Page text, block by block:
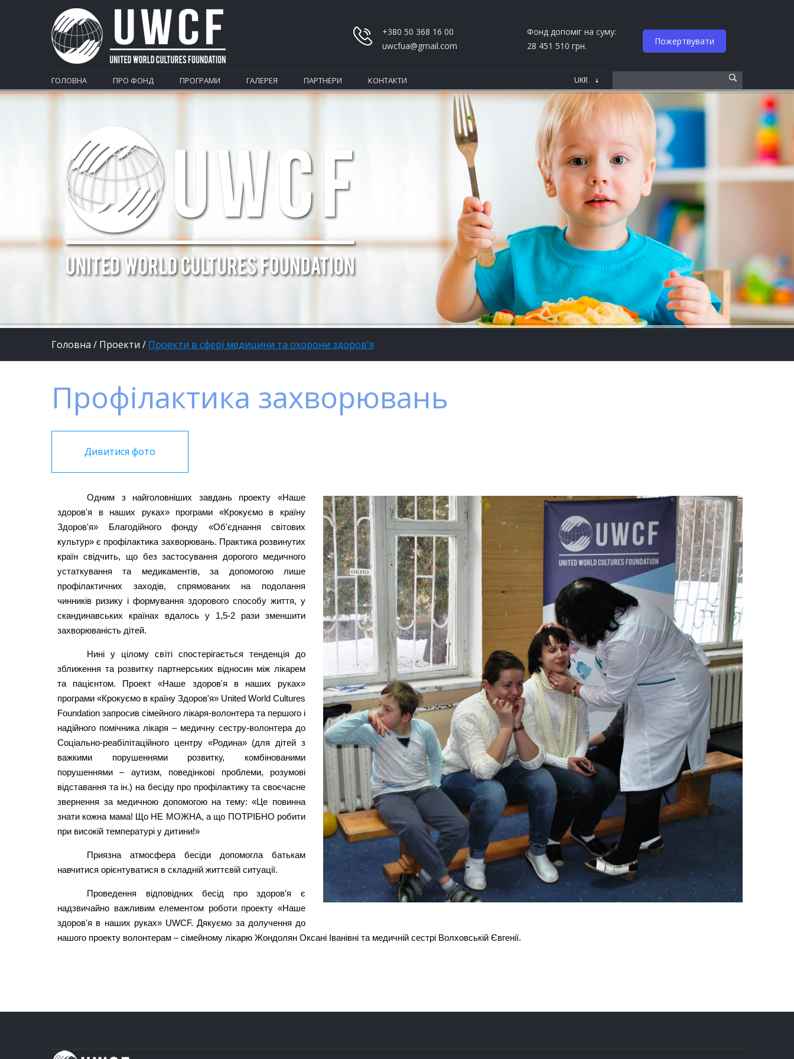
+380 50 368 16 00
uwcfua@gmail.com
Фонд допоміг на суму:
28 451 510 грн.
Пожертвувати
ГОЛОВНА ПРО ФОНД ПРОГРАМИ ГАЛЕРЕЯ ПАРТНЕРИ КОНТАКТИ
Головна / Проекти / Проекти в сфері медицини та охорони здоров'я
Профілактика захворювань
Дивитися фото
Одним з найголовніших завдань проекту «Наше
здоров'я в наших руках» програми «Крокуємо в країну
Здоров'я» Благодійного фонду «Об'єднання світових
культур» є профілактика захворювань. Практика розвинутих
країн свідчить, що без застосування дорогого медичного
устаткування та медикаментів, за допомогою лише
профілактичних заходів, спрямованих на подолання
чинників ризику і формування здорового способу життя, у
скандинавських країнах вдалось у 1,5-2 рази зменшити
захворюваність дітей.
Нині у цілому світі спостерігається тенденція до
зближення та розвитку партнерських відносин між лікарем
та пацієнтом. Проект «Наше здоров'я в наших руках»
програми «Крокуємо в країну Здоров'я» United World Cultures
Foundation запросив сімейного лікаря-волонтера та першого і
надійного помічника лікаря – медичну сестру-волонтера до
Соціально-реабілітаційного центру «Родина» (для дітей з
важкими порушеннями розвитку, комбінованими
порушеннями – аутизм, поведінкові проблеми, розумові
відставання та ін.) на бесіду про профілактику та своєчасне
звернення за медичною допомогою на тему: «Це повинна
знати кожна мама! Що НЕ МОЖНА, а що ПОТРІБНО робити
при високій температурі у дитини!»
Приязна атмосфера бесіди допомогла батькам
навчитися орієнтуватися в складній життєвій ситуації.
Проведення відповідних бесід про здоров’я є
надзвичайно важливим елементом роботи проекту «Наше
здоров'я в наших руках» UWCF. Дякуємо за долучення до
нашого проекту волонтерам – сімейному лікарю Жондолян Оксані Іванівні та медичній сестрі Волховській Євгенії.